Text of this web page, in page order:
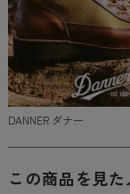
DANNER ダナー
この商品を見